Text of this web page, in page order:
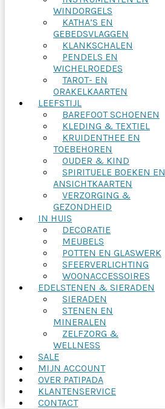
WINDORGELS
KATHA’S EN
GEBEDSVLAGGEN
KLANKSCHALEN
PENDELS EN
WICHELROEDES
TAROT- EN
ORAKELKAARTEN
LEEFSTIJL
BAREFOOT SCHOENEN
KLEDING & TEXTIEL
KRUIDENTHEE EN
TOEBEHOREN
OUDER & KIND
SPIRITUELE BOEKEN EN
ANSICHTKAARTEN
VERZORGING &
GEZONDHEID
IN HUIS
DECORATIE
MEUBELS
POTTEN EN GLASWERK
SFEERVERLICHTING
WOONACCESSOIRES
EDELSTENEN & SIERADEN
SIERADEN
STENEN EN
MINERALEN
ZELFZORG &
WELLNESS
SALE
MIJN ACCOUNT
OVER PATIPADA
KLANTENSERVICE
CONTACT